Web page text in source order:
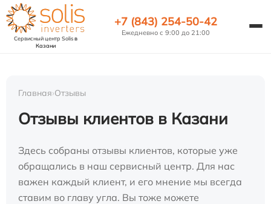
Сервисный центр Solisв
Казани
+7 (843) 254-50-42
Ежедневно с 9:00 до 21:00
Главная›Отзывы
Отзывы клиентов в Казани
Здесь собраны отзывы клиентов, которые уже
обращались в наш сервисный центр. Для нас
важен каждый клиент, и его мнение мы всегда
ставим во главу угла. Вы тоже можете